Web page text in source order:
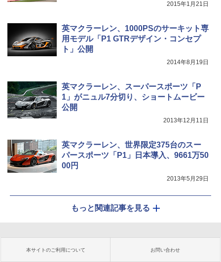
2015年1月21日
英マクラーレン、1000PSのサーキット専
用モデル「P1 GTRデザイン・コンセプ
ト」公開
2014年8月19日
英マクラーレン、スーパースポーツ「P
1」がニュル7分切り、ショートムービー
公開
2013年12月11日
英マクラーレン、世界限定375台のスー
パースポーツ「P1」日本導入、9661万50
00円
2013年5月29日
もっと関連記事を見る
本サイトのご利用について お問い合わせ